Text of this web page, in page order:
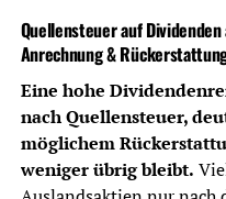
Dividendenabrechnung
Quellensteuer auf
Anrechnung &
Eine hohe
nach Quellensteuer,
möglichem
weniger übrig bleibt.